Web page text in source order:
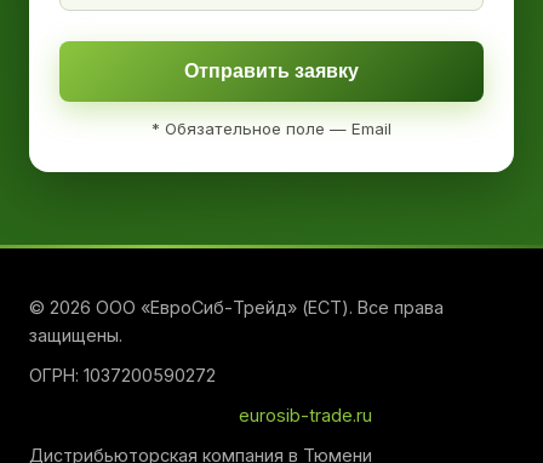
Отправить заявку
* Обязательное поле — Email
© 2026 ООО «ЕвроСиб-Трейд» (ЕСТ). Все права
защищены.
ОГРН: 1037200590272
eurosib-trade.ru
Дистрибьюторская компания в Тюмени